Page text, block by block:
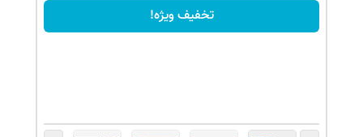
تخفیف ویژه!